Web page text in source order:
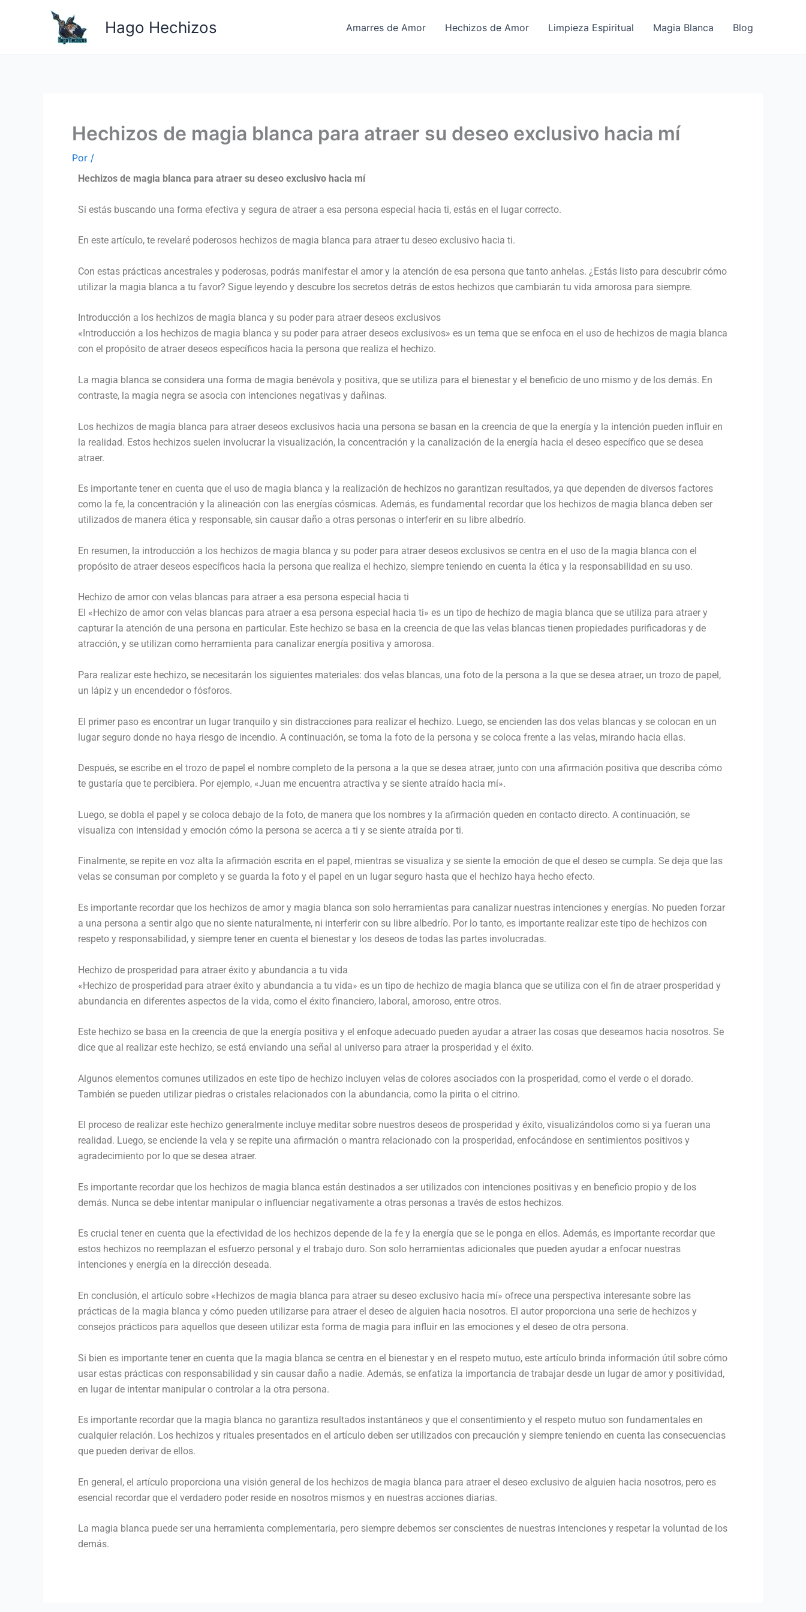
Hago Hechizos Amarres de Amor Hechizos de Amor Limpieza Espiritual Magia Blanca Blog
Hechizos de magia blanca para atraer su deseo exclusivo hacia mí
Por /
Hechizos de magia blanca para atraer su deseo exclusivo hacia mí
Si estás buscando una forma efectiva y segura de atraer a esa persona especial hacia ti, estás en el lugar correcto.
En este artículo, te revelaré poderosos hechizos de magia blanca para atraer tu deseo exclusivo hacia ti.
Con estas prácticas ancestrales y poderosas, podrás manifestar el amor y la atención de esa persona que tanto anhelas. ¿Estás listo para descubrir cómo
utilizar la magia blanca a tu favor? Sigue leyendo y descubre los secretos detrás de estos hechizos que cambiarán tu vida amorosa para siempre.
Introducción a los hechizos de magia blanca y su poder para atraer deseos exclusivos
«Introducción a los hechizos de magia blanca y su poder para atraer deseos exclusivos» es un tema que se enfoca en el uso de hechizos de magia blanca
con el propósito de atraer deseos específicos hacia la persona que realiza el hechizo.
La magia blanca se considera una forma de magia benévola y positiva, que se utiliza para el bienestar y el beneficio de uno mismo y de los demás. En
contraste, la magia negra se asocia con intenciones negativas y dañinas.
Los hechizos de magia blanca para atraer deseos exclusivos hacia una persona se basan en la creencia de que la energía y la intención pueden influir en
la realidad. Estos hechizos suelen involucrar la visualización, la concentración y la canalización de la energía hacia el deseo específico que se desea
atraer.
Es importante tener en cuenta que el uso de magia blanca y la realización de hechizos no garantizan resultados, ya que dependen de diversos factores
como la fe, la concentración y la alineación con las energías cósmicas. Además, es fundamental recordar que los hechizos de magia blanca deben ser
utilizados de manera ética y responsable, sin causar daño a otras personas o interferir en su libre albedrío.
En resumen, la introducción a los hechizos de magia blanca y su poder para atraer deseos exclusivos se centra en el uso de la magia blanca con el
propósito de atraer deseos específicos hacia la persona que realiza el hechizo, siempre teniendo en cuenta la ética y la responsabilidad en su uso.
Hechizo de amor con velas blancas para atraer a esa persona especial hacia ti
El «Hechizo de amor con velas blancas para atraer a esa persona especial hacia ti» es un tipo de hechizo de magia blanca que se utiliza para atraer y
capturar la atención de una persona en particular. Este hechizo se basa en la creencia de que las velas blancas tienen propiedades purificadoras y de
atracción, y se utilizan como herramienta para canalizar energía positiva y amorosa.
Para realizar este hechizo, se necesitarán los siguientes materiales: dos velas blancas, una foto de la persona a la que se desea atraer, un trozo de papel,
un lápiz y un encendedor o fósforos.
El primer paso es encontrar un lugar tranquilo y sin distracciones para realizar el hechizo. Luego, se encienden las dos velas blancas y se colocan en un
lugar seguro donde no haya riesgo de incendio. A continuación, se toma la foto de la persona y se coloca frente a las velas, mirando hacia ellas.
Después, se escribe en el trozo de papel el nombre completo de la persona a la que se desea atraer, junto con una afirmación positiva que describa cómo
te gustaría que te percibiera. Por ejemplo, «Juan me encuentra atractiva y se siente atraído hacia mí».
Luego, se dobla el papel y se coloca debajo de la foto, de manera que los nombres y la afirmación queden en contacto directo. A continuación, se
visualiza con intensidad y emoción cómo la persona se acerca a ti y se siente atraída por ti.
Finalmente, se repite en voz alta la afirmación escrita en el papel, mientras se visualiza y se siente la emoción de que el deseo se cumpla. Se deja que las
velas se consuman por completo y se guarda la foto y el papel en un lugar seguro hasta que el hechizo haya hecho efecto.
Es importante recordar que los hechizos de amor y magia blanca son solo herramientas para canalizar nuestras intenciones y energías. No pueden forzar
a una persona a sentir algo que no siente naturalmente, ni interferir con su libre albedrío. Por lo tanto, es importante realizar este tipo de hechizos con
respeto y responsabilidad, y siempre tener en cuenta el bienestar y los deseos de todas las partes involucradas.
Hechizo de prosperidad para atraer éxito y abundancia a tu vida
«Hechizo de prosperidad para atraer éxito y abundancia a tu vida» es un tipo de hechizo de magia blanca que se utiliza con el fin de atraer prosperidad y
abundancia en diferentes aspectos de la vida, como el éxito financiero, laboral, amoroso, entre otros.
Este hechizo se basa en la creencia de que la energía positiva y el enfoque adecuado pueden ayudar a atraer las cosas que deseamos hacia nosotros. Se
dice que al realizar este hechizo, se está enviando una señal al universo para atraer la prosperidad y el éxito.
Algunos elementos comunes utilizados en este tipo de hechizo incluyen velas de colores asociados con la prosperidad, como el verde o el dorado.
También se pueden utilizar piedras o cristales relacionados con la abundancia, como la pirita o el citrino.
El proceso de realizar este hechizo generalmente incluye meditar sobre nuestros deseos de prosperidad y éxito, visualizándolos como si ya fueran una
realidad. Luego, se enciende la vela y se repite una afirmación o mantra relacionado con la prosperidad, enfocándose en sentimientos positivos y
agradecimiento por lo que se desea atraer.
Es importante recordar que los hechizos de magia blanca están destinados a ser utilizados con intenciones positivas y en beneficio propio y de los
demás. Nunca se debe intentar manipular o influenciar negativamente a otras personas a través de estos hechizos.
Es crucial tener en cuenta que la efectividad de los hechizos depende de la fe y la energía que se le ponga en ellos. Además, es importante recordar que
estos hechizos no reemplazan el esfuerzo personal y el trabajo duro. Son solo herramientas adicionales que pueden ayudar a enfocar nuestras
intenciones y energía en la dirección deseada.
En conclusión, el artículo sobre «Hechizos de magia blanca para atraer su deseo exclusivo hacia mí» ofrece una perspectiva interesante sobre las
prácticas de la magia blanca y cómo pueden utilizarse para atraer el deseo de alguien hacia nosotros. El autor proporciona una serie de hechizos y
consejos prácticos para aquellos que deseen utilizar esta forma de magia para influir en las emociones y el deseo de otra persona.
Si bien es importante tener en cuenta que la magia blanca se centra en el bienestar y en el respeto mutuo, este artículo brinda información útil sobre cómo
usar estas prácticas con responsabilidad y sin causar daño a nadie. Además, se enfatiza la importancia de trabajar desde un lugar de amor y positividad,
en lugar de intentar manipular o controlar a la otra persona.
Es importante recordar que la magia blanca no garantiza resultados instantáneos y que el consentimiento y el respeto mutuo son fundamentales en
cualquier relación. Los hechizos y rituales presentados en el artículo deben ser utilizados con precaución y siempre teniendo en cuenta las consecuencias
que pueden derivar de ellos.
En general, el artículo proporciona una visión general de los hechizos de magia blanca para atraer el deseo exclusivo de alguien hacia nosotros, pero es
esencial recordar que el verdadero poder reside en nosotros mismos y en nuestras acciones diarias.
La magia blanca puede ser una herramienta complementaria, pero siempre debemos ser conscientes de nuestras intenciones y respetar la voluntad de los
demás.